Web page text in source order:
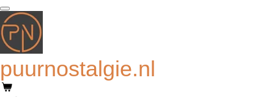
Ga
direct
naar
de
hoofdinhoud
puurnostalgie.nl